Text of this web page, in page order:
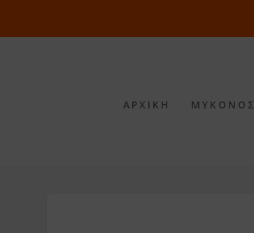
ΑΡΧΙΚΗ ΜΥΚΟΝΟΣ